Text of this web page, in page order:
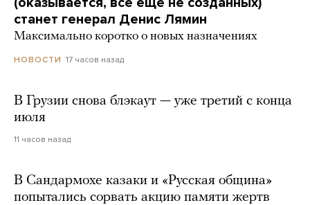
станет генерал Денис Лямин
Максимально коротко о новых назначениях
НОВОСТИ 17 часов назад
В Грузии снова блэкаут — уже третий с конца
июля
11 часов назад
В Сандармохе казаки и «Русская община»
попытались сорвать акцию памяти жертв